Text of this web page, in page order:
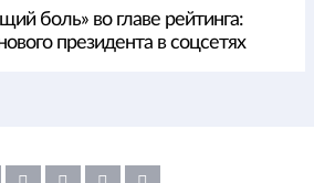
боль» во главе рейтинга:
президента в соцсетях